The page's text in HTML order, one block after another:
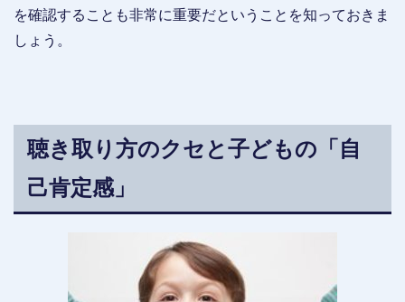
を確認することも非常に重要だということを知っておきま
しょう。
聴き取り方のクセと子どもの「自
己肯定感」